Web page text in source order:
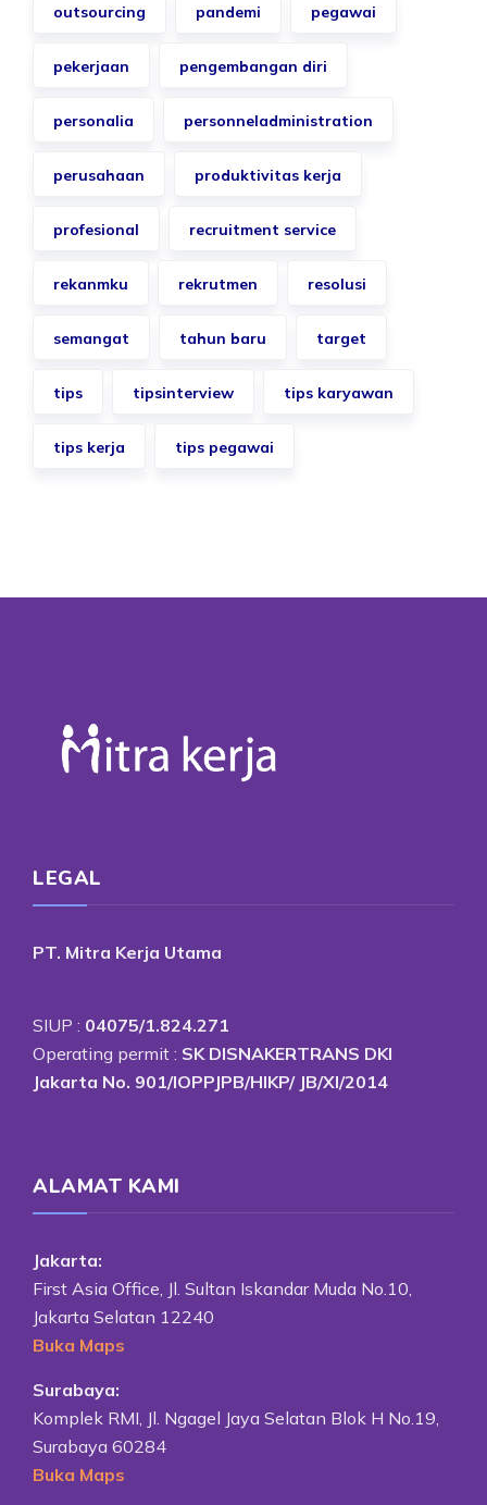
outsourcing pandemi pegawai
pekerjaan pengembangan diri
personalia personneladministration
perusahaan produktivitas kerja
profesional recruitment service
rekanmku rekrutmen resolusi
semangat tahun baru target
tips tipsinterview tips karyawan
tips kerja tips pegawai
LEGAL
PT. Mitra Kerja Utama
SIUP : 04075/1.824.271
Operating permit : SK DISNAKERTRANS DKI
Jakarta No. 901/IOPPJPB/HIKP/ JB/XI/2014
ALAMAT KAMI
Jakarta:
First Asia Office, Jl. Sultan Iskandar Muda No.10,
Jakarta Selatan 12240
Buka Maps
Surabaya:
Komplek RMI, Jl. Ngagel Jaya Selatan Blok H No.19,
Surabaya 60284
Buka Maps